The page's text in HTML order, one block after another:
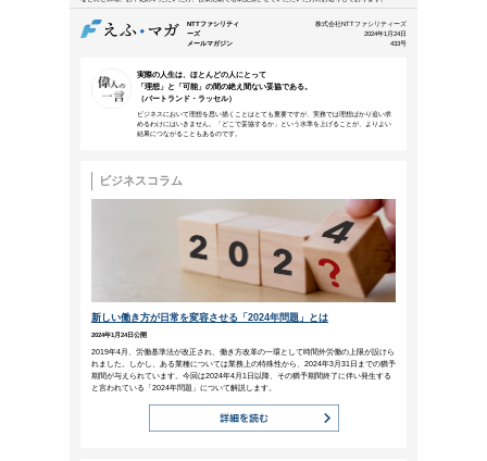
本メールは、NTTアーバンソリューションズグループ